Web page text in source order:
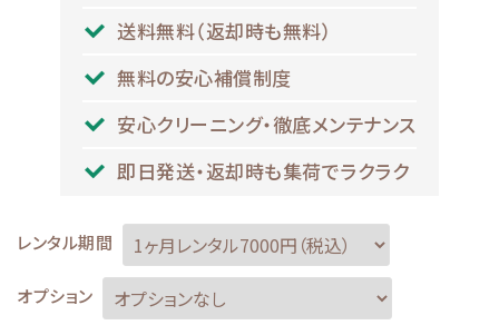
送料無料（返却時も無料）
無料の安心補償制度
安心クリーニング・徹底メンテナンス
即日発送・返却時も集荷でラクラク
レンタル期間
オプション